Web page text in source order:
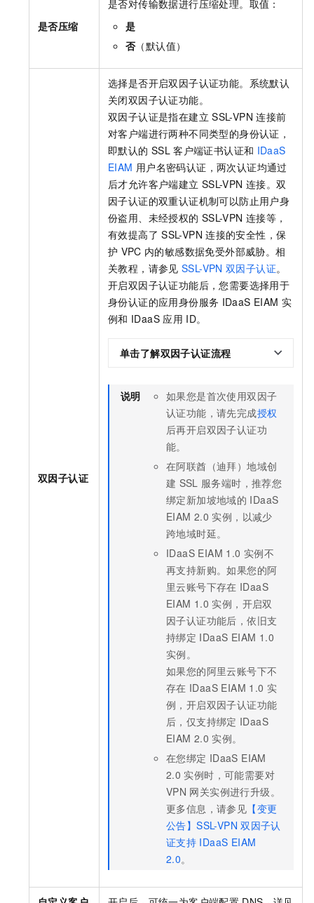
是否压缩
是否对传输数据进行压缩处理。取值：
是
否（默认值）
双因子认证
选择是否开启双因子认证功能。系统默认
关闭双因子认证功能。
双因子认证是指在建立 SSL-VPN 连接前
对客户端进行两种不同类型的身份认证，
即默认的 SSL 客户端证书认证和 IDaaS
EIAM 用户名密码认证，两次认证均通过
后才允许客户端建立 SSL-VPN 连接。双
因子认证的双重认证机制可以防止用户身
份盗用、未经授权的 SSL-VPN 连接等，
有效提高了 SSL-VPN 连接的安全性，保
护 VPC 内的敏感数据免受外部威胁。相
关教程，请参见 SSL-VPN 双因子认证。
开启双因子认证功能后，您需要选择用于
身份认证的应用身份服务 IDaaS EIAM 实
例和 IDaaS 应用 ID。
单击了解双因子认证流程
说明
如果您是首次使用双因子
认证功能，请先完成授权
后再开启双因子认证功
能。
在阿联酋（迪拜）地域创
建 SSL 服务端时，推荐您
绑定新加坡地域的 IDaaS
EIAM 2.0 实例，以减少
跨地域时延。
IDaaS EIAM 1.0 实例不
再支持新购。如果您的阿
里云账号下存在 IDaaS
EIAM 1.0 实例，开启双
因子认证功能后，依旧支
持绑定 IDaaS EIAM 1.0
实例。
如果您的阿里云账号下不
存在 IDaaS EIAM 1.0 实
例，开启双因子认证功能
后，仅支持绑定 IDaaS
EIAM 2.0 实例。
在您绑定 IDaaS EIAM
2.0 实例时，可能需要对
VPN 网关实例进行升级。
更多信息，请参见 【变更
公告】SSL-VPN 双因子认
证支持 IDaaS EIAM
2.0。